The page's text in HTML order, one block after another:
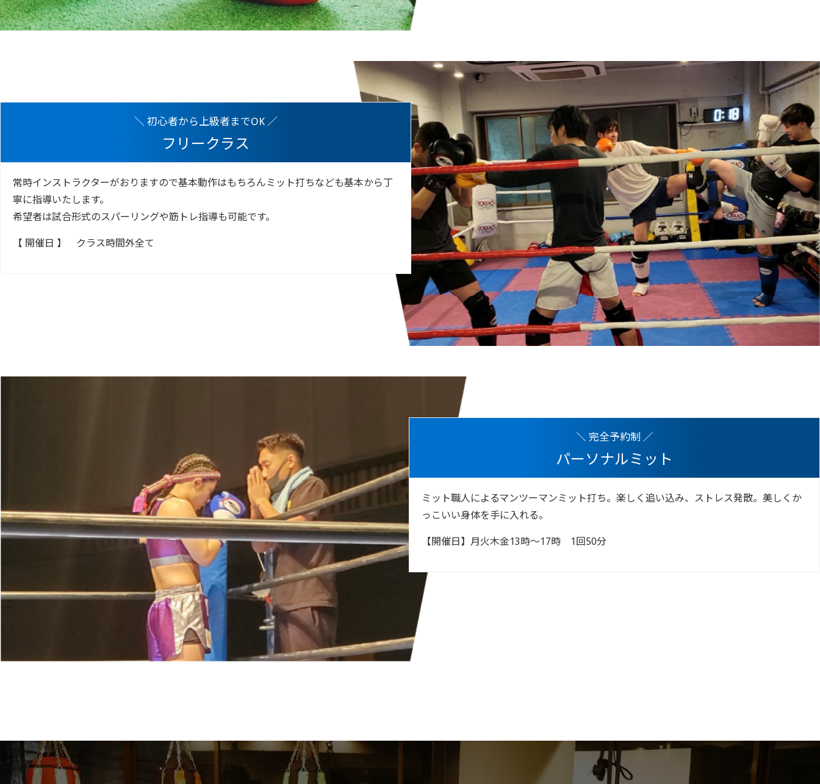
＼ 初心者から上級者までOK ／
フリークラス
常時インストラクターがおりますので基本動作はもちろんミット打ちなども基本から丁
寧に指導いたします。
希望者は試合形式のスパーリングや筋トレ指導も可能です。
【 開催日 】 クラス時間外全て
＼ 完全予約制 ／
パーソナルミット
ミット職人によるマンツーマンミット打ち。楽しく追い込み、ストレス発散。美しくか
っこいい身体を手に入れる。
【開催日】月火木金13時～17時 1回50分